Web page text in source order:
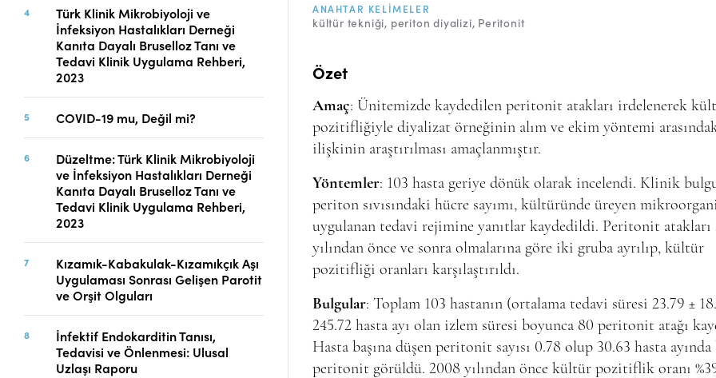
Dizinler
Telif Hakları
İletişim
FACEBOOK TWITTER
Türk Klinik Mikrobiyoloji ve
İnfeksiyon Hastalıkları Derneği
Kanıta Dayalı Bruselloz Tanı ve
Tedavi Klinik Uygulama Rehberi,
2023
COVID-19 mu, Değil mi?
Düzeltme: Türk Klinik Mikrobiyoloji
ve İnfeksiyon Hastalıkları Derneği
Kanıta Dayalı Bruselloz Tanı ve
Tedavi Klinik Uygulama Rehberi,
2023
Kızamık-Kabakulak-Kızamıkçık Aşı
Uygulaması Sonrası Gelişen Parotit
ve Orşit Olguları
İnfektif Endokarditin Tanısı,
Tedavisi ve Önlenmesi: Ulusal
Uzlaşı Raporu
ANAHTAR KELIMELER
kültür tekniği periton diyalizi Peritonit
Özet
Amaç: Ünitemizde kaydedilen peritonit atakları irdelenerek
pozitifliğiyle diyalizat örneğinin alım ve ekim yöntemi
ilişkinin araştırılması amaçlanmıştır.
Yöntemler: 103 hasta geriye dönük olarak incelendi. Klinik
periton sıvısındaki hücre sayımı, kültüründe üreyen
uygulanan tedavi rejimine yanıtlar kaydedildi. Peritonit atakları
yılından önce ve sonra olmalarına göre iki gruba ayrılıp, kültür
pozitifliği oranları karşılaştırıldı.
Bulgular: Toplam 103 hastanın (ortalama tedavi süresi 23.79 ±
245.72 hasta ayı olan izlem süresi boyunca 80 peritonit atağı
Hasta başına düşen peritonit sayısı 0.78 olup 30.63 hasta
peritonit görüldü. 2008 yılından önce kültür pozitiflik oranı